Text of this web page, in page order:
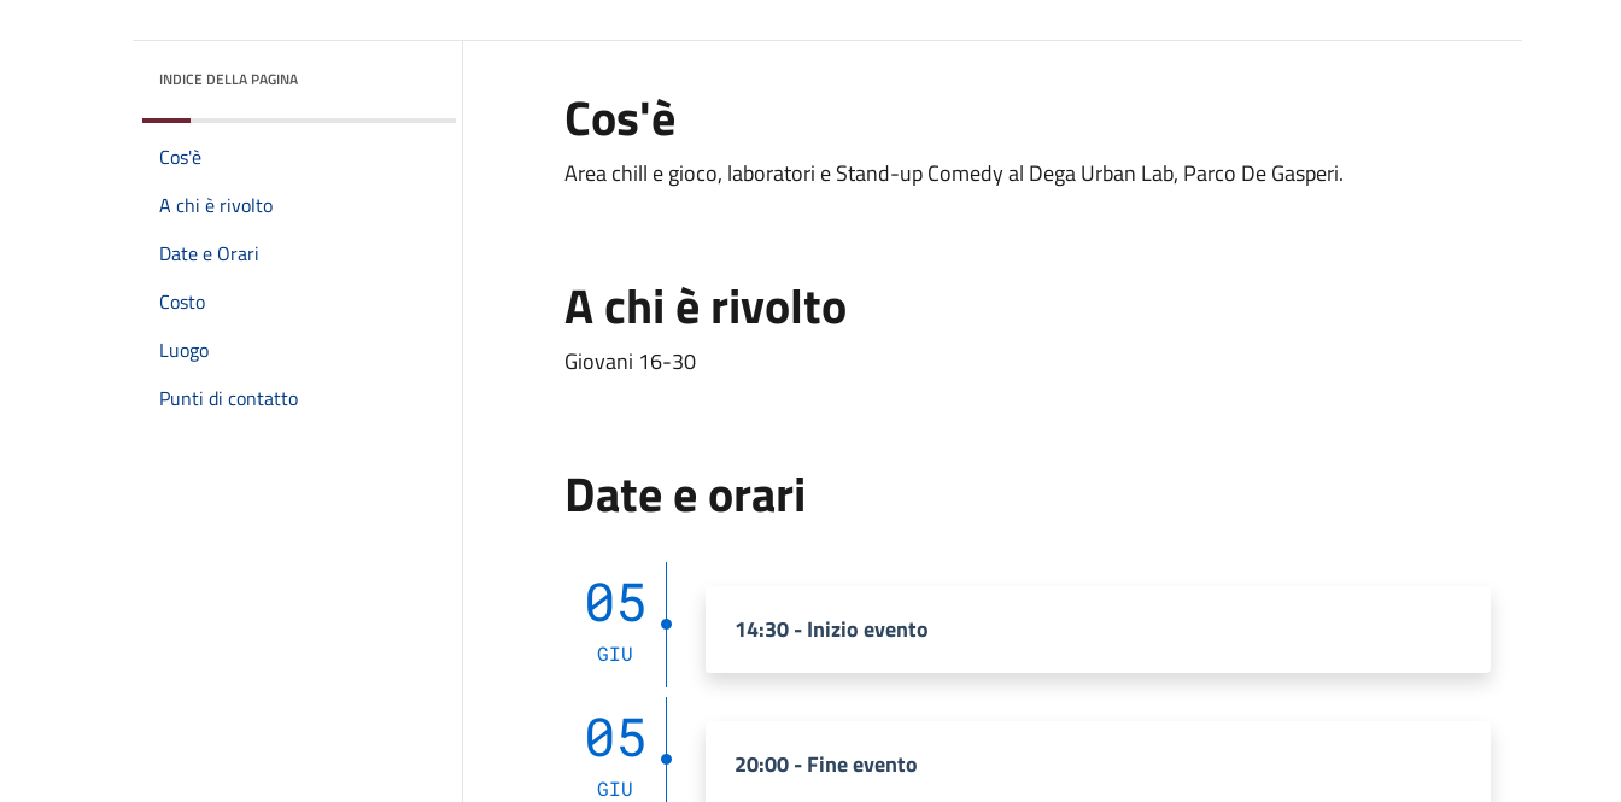
INDICE DELLA PAGINA
Cos'è
A chi è rivolto
Date e Orari
Costo
Luogo
Punti di contatto
Cos'è
Area chill e gioco, laboratori e Stand-up Comedy al Dega Urban Lab, Parco De Gasperi.
A chi è rivolto
Giovani 16-30
Date e orari
05
GIU
14:30 - Inizio evento
05
GIU
20:00 - Fine evento